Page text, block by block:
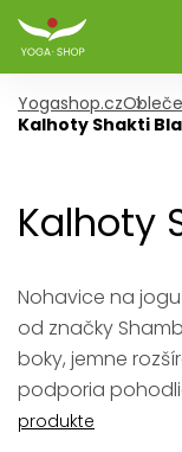
Yogashop.cz
Kalhoty Shakti
Kalhoty
Nohavice na
od značky
boky, jemne
podporia
produkte